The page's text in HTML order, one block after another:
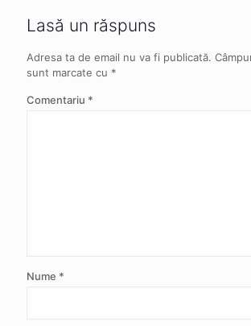
Lasă un răspuns
Adresa ta de email nu va fi publicată.
sunt marcate cu *
Comentariu *
Nume *